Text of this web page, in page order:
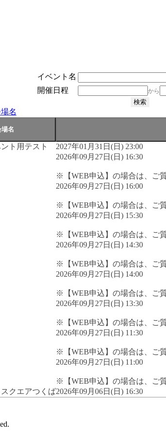
イベント名
開催日程
から
名
ト用テスト 2027年01月31日(日) 23:00
2026年09月27日(日) 16:30
※【WEB申込】の場合は、ご
2026年09月27日(日) 16:00
※【WEB申込】の場合は、ご
2026年09月27日(日) 15:30
※【WEB申込】の場合は、ご
2026年09月27日(日) 14:30
※【WEB申込】の場合は、ご
2026年09月27日(日) 14:00
※【WEB申込】の場合は、ご
2026年09月27日(日) 13:30
※【WEB申込】の場合は、ご
2026年09月27日(日) 11:30
※【WEB申込】の場合は、ご
2026年09月27日(日) 11:00
※【WEB申込】の場合は、ご
クエアつくば2026年09月06日(日) 16:30